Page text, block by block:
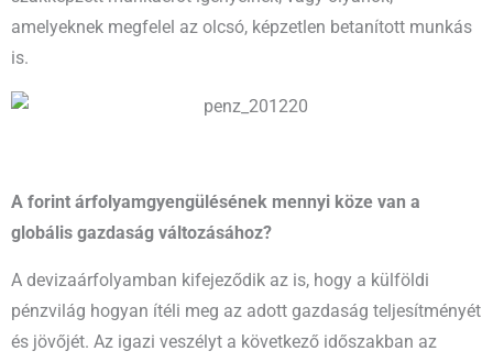
amelyeknek megfelel az olcsó, képzetlen betanított munkás
is.
A forint árfolyamgyengülésének mennyi köze van a
globális gazdaság változásához?
A devizaárfolyamban kifejeződik az is, hogy a külföldi
pénzvilág hogyan ítéli meg az adott gazdaság teljesítményét
és jövőjét. Az igazi veszélyt a következő időszakban az